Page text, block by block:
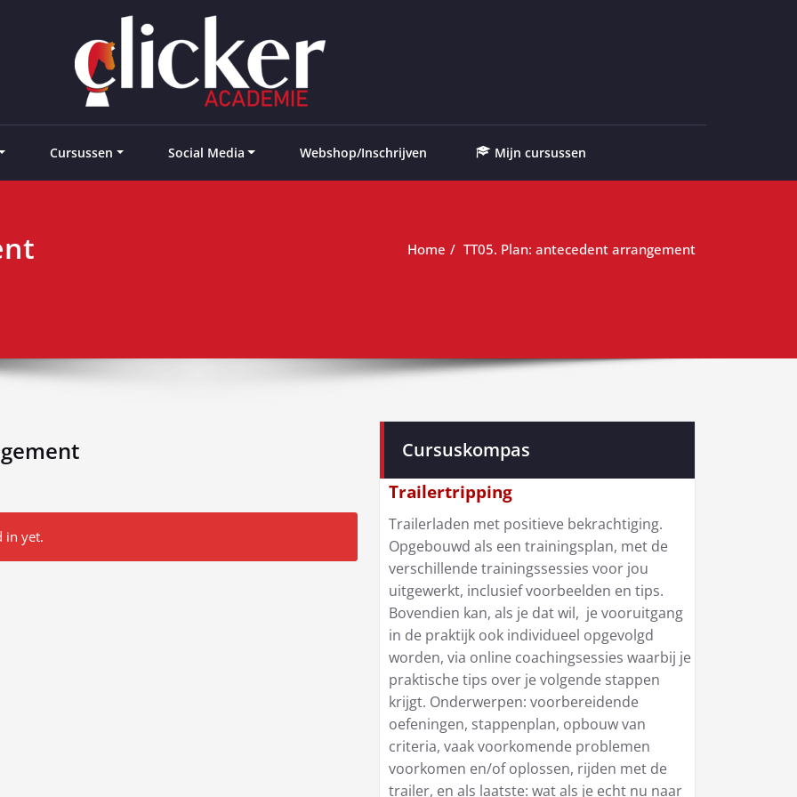
Cursussen Social Media Webshop/Inschrijven Mijn cursussen
Home TT05. Plan: antecedent arrangement
in yet.
Cursuskompas
Trailertripping
Trailerladen met positieve bekrachtiging.
Opgebouwd als een trainingsplan, met de
verschillende trainingssessies voor jou
uitgewerkt, inclusief voorbeelden en tips.
Bovendien kan, als je dat wil, je vooruitgang
in de praktijk ook individueel opgevolgd
worden, via online coachingsessies waarbij je
praktische tips over je volgende stappen
krijgt. Onderwerpen: voorbereidende
oefeningen, stappenplan, opbouw van
criteria, vaak voorkomende problemen
voorkomen en/of oplossen, rijden met de
trailer, en als laatste: wat als je echt nu naar